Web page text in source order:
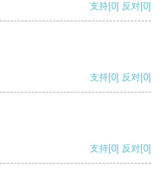
支持[0] 反对[0]
支持[0] 反对[0]
支持[0] 反对[0]